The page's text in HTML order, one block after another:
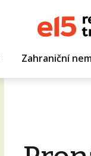
Zahraniční